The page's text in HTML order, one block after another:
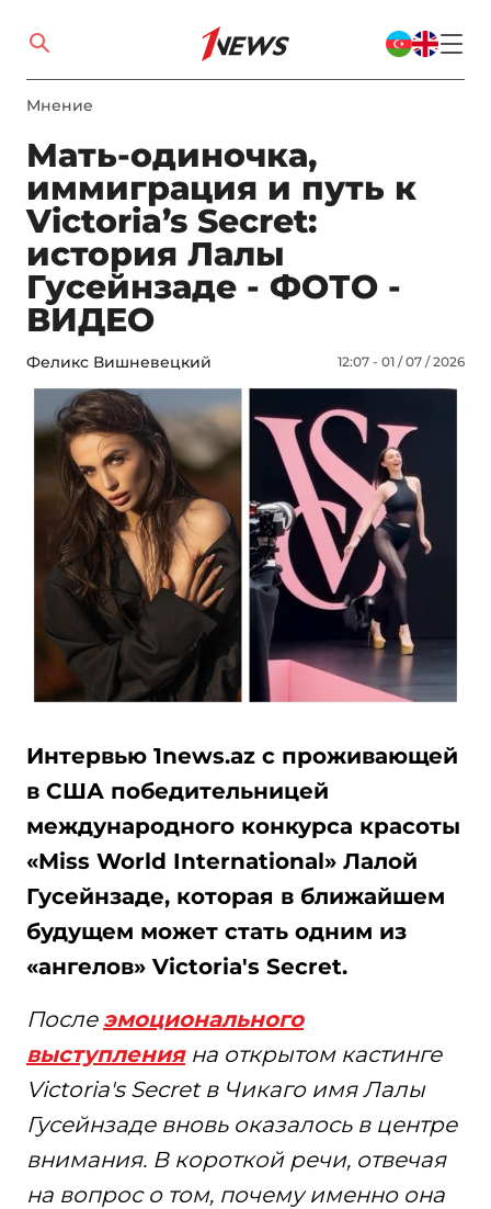
Мнение
Мать-одиночка,
иммиграция и путь к
Victoria’s Secret:
история Лалы
Гусейнзаде - ФОТО -
ВИДЕО
Феликс Вишневецкий 12:07 - 01 / 07 / 2026
Интервью 1news.az с проживающей
в США победительницей
международного конкурса красоты
«Miss World International» Лалой
Гусейнзаде, которая в ближайшем
будущем может стать одним из
«ангелов» Victoria's Secret.
После эмоционального
выступленияна открытом кастинге
Victoria's Secret в Чикаго имя Лалы
Гусейнзаде вновь оказалось в центре
внимания. В короткой речи, отвечая
на вопрос о том, почему именно она